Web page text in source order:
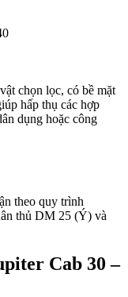
chọn lọc, có bề mặt
hấp thụ các hợp
dụng hoặc công
theo quy trình
thủ DM 25 (Ý) và
Cab 30 –